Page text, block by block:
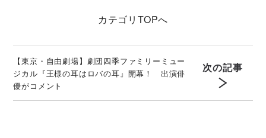
カテゴリ TOPへ
【東京・自由劇場】劇団四季ファミリーミュー
ジカル『王様の耳はロバの耳』開幕！ 出演俳
優がコメント
次の記事